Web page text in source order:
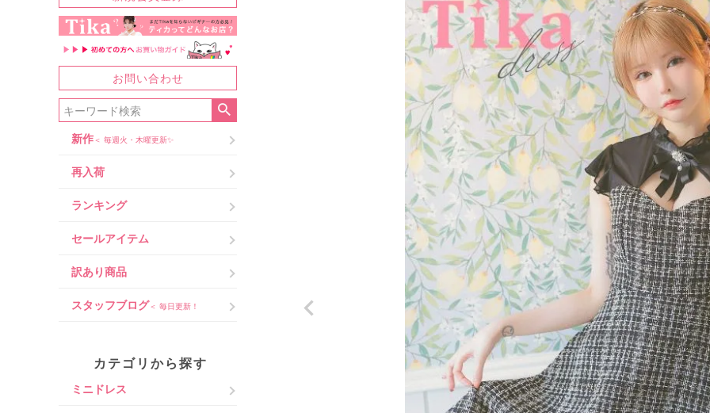
お問い合わせ
新作＜ 毎週火・木曜更新✨
再入荷
ランキング
セールアイテム
訳あり商品
スタッフブログ＜ 毎日更新！
カテゴリから探す
ミニドレス